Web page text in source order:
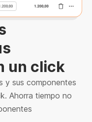
un click
y sus componentes
Ahorra tiempo no